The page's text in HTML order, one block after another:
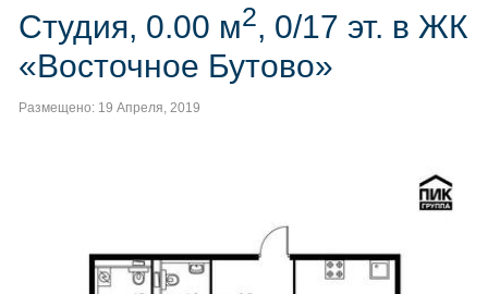
Студия, 0.00 м2, 0/17 эт. в ЖК
«Восточное Бутово»
Размещено: 19 Апреля, 2019